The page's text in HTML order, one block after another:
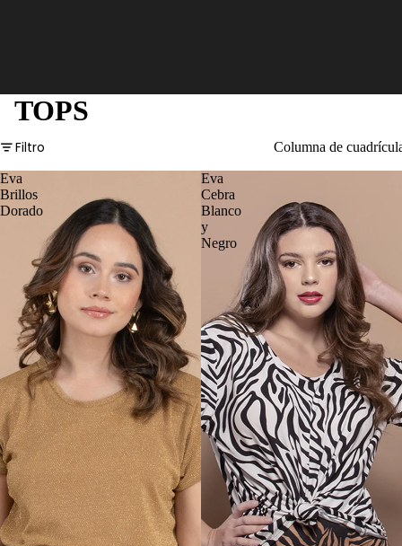
TOPS
Filtro Columna de
Eva
Brillos
Dorado
Eva
Cebra
Blanco
y
Negro